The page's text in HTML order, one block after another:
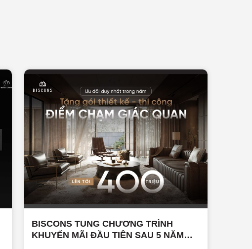
BISCONS TUNG CHƯƠNG TRÌNH
KHUYẾN MÃI ĐẦU TIÊN SAU 5 NĂM